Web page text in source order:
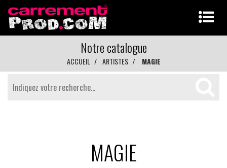
Notre catalogue
ACCUEIL ARTISTES MAGIE
MAGIE